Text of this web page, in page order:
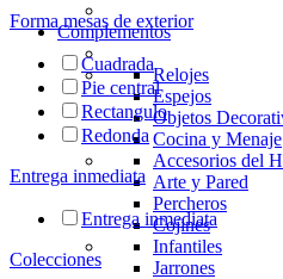
Complementos
Relojes
Espejos
Objetos
Cocina y Menaje
Accesorios del
Arte y Pared
Percheros
Cojines
Infantiles
Jarrones
Forma mesas de exterior
Cuadrada
Pie central
Rectangulo
Redonda
Entrega inmediata
Entrega inmediata
Colecciones